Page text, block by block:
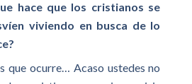
hace que los cristianos se
viviendo en busca de lo
que ocurre… Acaso ustedes no